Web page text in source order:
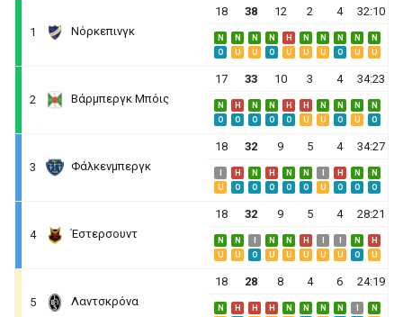
1 Νόρκεπινγκ
18 38 12 2 4 32:10
N N N N H N N N N
N
O
U U O U U U O U U
2 Βάρμπεργκ Μπόις
17 33 10 3 4 34:23
N H N N H H N N N
N
O
O O O O U U O U O
3 Φάλκενμπεργκ
18 32 9 5 4 34:27
H N H N N H N
N
U
O O O O O U O O O
4 Έστερσουντ
18 32 9 5 4 28:21
N N N N H N
H
U
U O U U U U U O U
5 Λαντσκρόνα
18 28 8 4 6 24:19
N H H H N N N N
N